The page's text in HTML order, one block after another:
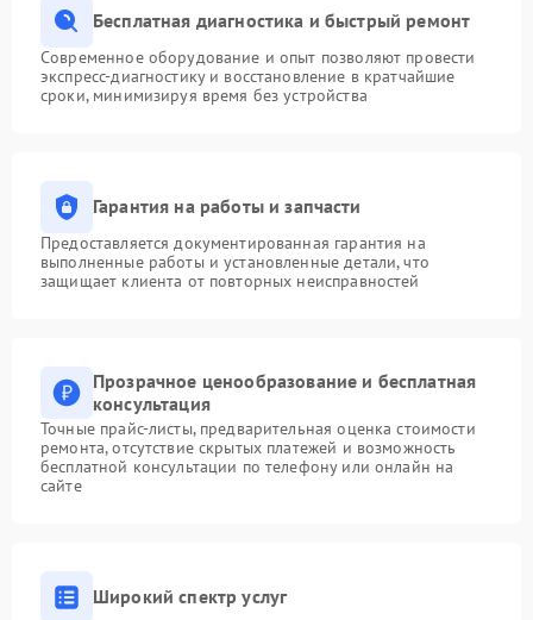
Бесплатная диагностика и быстрый ремонт
Современное оборудование и опыт позволяют провести
экспресс-диагностику и восстановление в кратчайшие
сроки, минимизируя время без устройства
Гарантия на работы и запчасти
Предоставляется документированная гарантия на
выполненные работы и установленные детали, что
защищает клиента от повторных неисправностей
Прозрачное ценообразование и бесплатная
консультация
Точные прайс-листы, предварительная оценка стоимости
ремонта, отсутствие скрытых платежей и возможность
бесплатной консультации по телефону или онлайн на
сайте
Широкий спектр услуг